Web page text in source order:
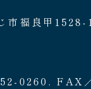
市福良甲1528-
0260. FAX